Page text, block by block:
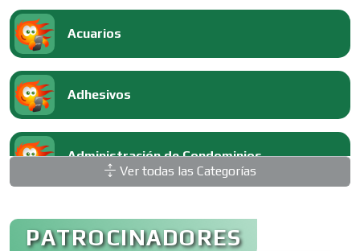
Acuarios
Adhesivos
Administración de Condominios
Administración de Empresas
Ver todas las Categorías
PATROCINADORES